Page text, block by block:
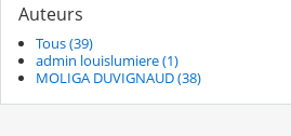
Auteurs
Tous (39)
admin louislumiere (1)
MOLIGA DUVIGNAUD (38)